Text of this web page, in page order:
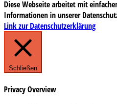
Diese Webseite arbeitet mit
Informationen in unserer
Link zur Datenschutzerklärung
Schließen
Privacy Overview